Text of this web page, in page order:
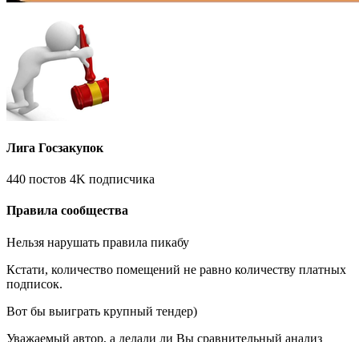
Лига Госзакупок
440 постов 4K подписчика
Правила сообщества
Нельзя нарушать правила пикабу
Кстати, количество помещений не равно количеству платных
подписок.
Вот бы выиграть крупный тендер)
Уважаемый автор, а делали ли Вы сравнительный анализ